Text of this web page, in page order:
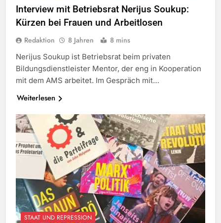
Interview mit Betriebsrat Nerijus Soukup:
Kürzen bei Frauen und Arbeitlosen
Redaktion 8 Jahren 8 mins
Nerijus Soukup ist Betriebsrat beim privaten
Bildungsdienstleister Mentor, der eng in Kooperation
mit dem AMS arbeitet. Im Gespräch mit…
Weiterlesen
STAAT UND REPRESSION